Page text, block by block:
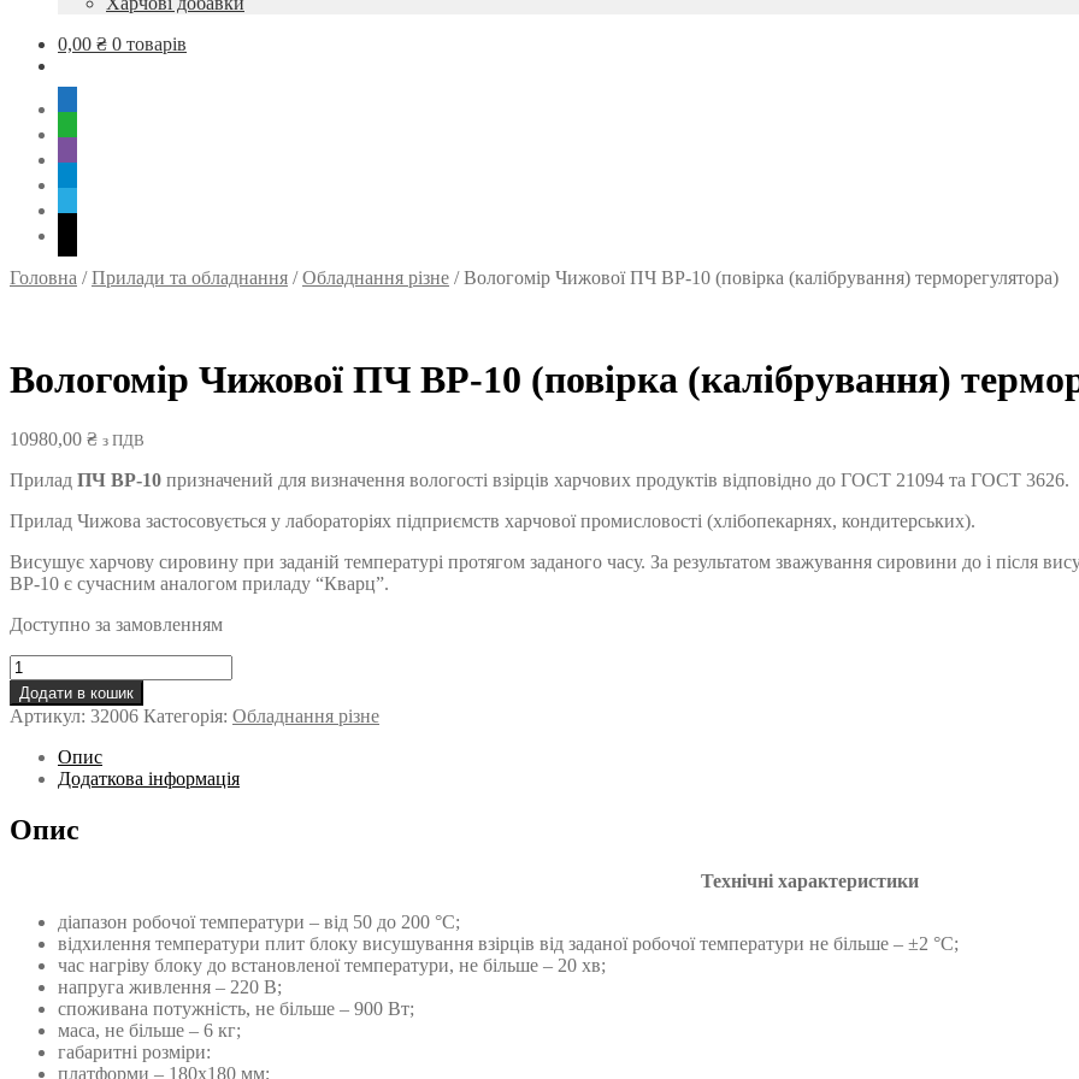
0,00 ₴ 0 товарів
Головна /Прилади та обладнання /Обладнання різне /Вологомір Чижової ПЧ ВР-10 (повірка (калібрування) терморегулятора)
Вологомір Чижової ПЧ ВР-10 (повірка (калібрування)
10980,00 ₴ з ПДВ
Прилад ПЧ ВР-10 призначений для визначення вологості взірців харчових продуктів відповідно до ГОСТ 21094 та ГОСТ 3626.
Прилад Чижова застосовується у лабораторіях підприємств харчової промисловості (хлібопекарнях, кондитерських).
Висушує харчову сировину при заданій температурі протягом заданого часу. За результатом зважування сировини до і після
ВР-10 є сучасним аналогом приладу “Кварц”.
Доступно за замовленням
Вологомір
Чижової
ПЧ
ВР-10
(повірка
(калібрування)
терморегулятора)
кількість
Додати в кошик
Артикул: 32006 Категорія: Обладнання різне
Опис
Додаткова інформація
Опис
Технічні характеристики
діапазон робочої температури – від 50 до 200 °C;
відхилення температури плит блоку висушування взірців від заданої робочої температури не більше – ±2 °С;
час нагріву блоку до встановленої температури, не більше – 20 хв;
напруга живлення – 220 В;
споживана потужність, не більше – 900 Вт;
маса, не більше – 6 кг;
габаритні розміри:
платформи – 180х180 мм;